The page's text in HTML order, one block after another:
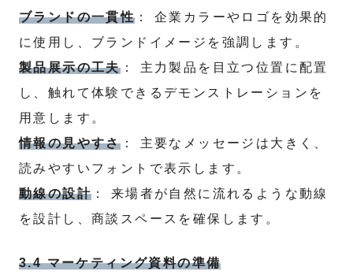
ブランドの一貫性 ： 企業カラーやロゴを効果的
に使用し、ブランドイメージを強調します。
製品展示の工夫： 主力製品を目立つ位置に配置
し、触れて体験できるデモンストレーションを
用意します。
情報の見やすさ： 主要なメッセージは大きく、
読みやすいフォントで表示します。
動線の設計 ： 来場者が自然に流れるような動線
を設計し、商談スペースを確保します。
3.4 マーケティング資料の準備